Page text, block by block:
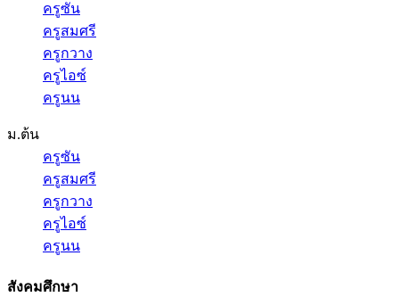
ครูซัน
ครูสมศรี
ครูกวาง
ครูไอซ์
ครูนน
ม.ต้น
ครูซัน
ครูสมศรี
ครูกวาง
ครูไอซ์
ครูนน
สังคมศึกษา